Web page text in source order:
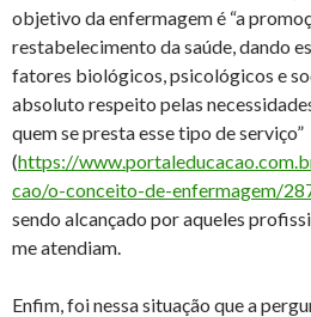
objetivo da enfermagem é “a
restabelecimento da saúde, dando
fatores biológicos, psicológicos e
absoluto respeito pelas
quem se presta esse tipo de serviço”
(https://
cao/o-conceito-de-enfermagem/
sendo alcançado por aqueles
me atendiam.
Enfim, foi nessa situação que a